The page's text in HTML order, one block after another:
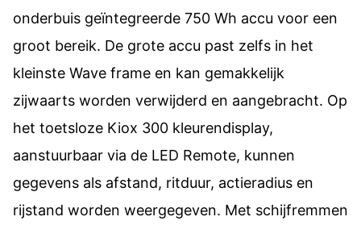
onderbuis geïntegreerde 750 Wh accu voor een
groot bereik. De grote accu past zelfs in het
kleinste Wave frame en kan gemakkelijk
zijwaarts worden verwijderd en aangebracht. Op
het toetsloze Kiox 300 kleurendisplay,
aanstuurbaar via de LED Remote, kunnen
gegevens als afstand, ritduur, actieradius en
rijstand worden weergegeven. Met schijfremmen